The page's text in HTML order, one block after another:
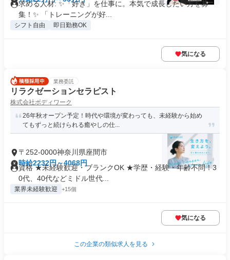
求める人材: ✨「好き」を仕事に。本気で成長したい方を募
集！✨ 「トレーニングが好...
シフト自由 即日勤務OK
気になる
業務委託
リラクゼーションセラピスト
株式会社ボディワーク
26年秋オープン予定！時代や環境が変わっても、未経験から始め
てもずっと続けられる癒やしの仕...
〒252-0000神奈川県座間市
時給2232円～4068円
資格 ★未経験歓迎・ブランクOK ★学歴・経験・年齢不問！3
0代、40代などミドル世代...
業界未経験歓迎 +15個
気になる
この企業の類似求人を見る